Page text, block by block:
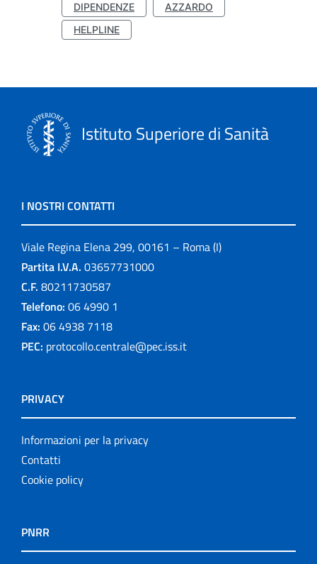
DIPENDENZE
AZZARDO
HELPLINE
Istituto Superiore di Sanità
I NOSTRI CONTATTI
Viale Regina Elena 299, 00161 – Roma (I)
Partita I.V.A. 03657731000
C.F. 80211730587
Telefono: 06 4990 1
Fax: 06 4938 7118
PEC: protocollo.centrale@pec.iss.it
PRIVACY
Informazioni per la privacy
Contatti
Cookie policy
PNRR